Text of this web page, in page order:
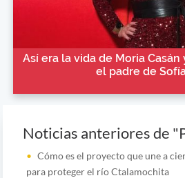
Así era la vida de Moria
el padre de
Noticias anteriores de
Cómo es el proyecto que une a
para proteger el río Ctalamochita